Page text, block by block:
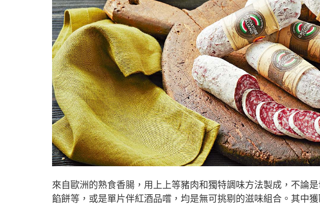
來自歐洲的熟食香腸，用上上等豬肉和獨特調味方法製成，不論
餡餅等，或是單片伴紅酒品嚐，均是無可挑剔的滋味組合。其中